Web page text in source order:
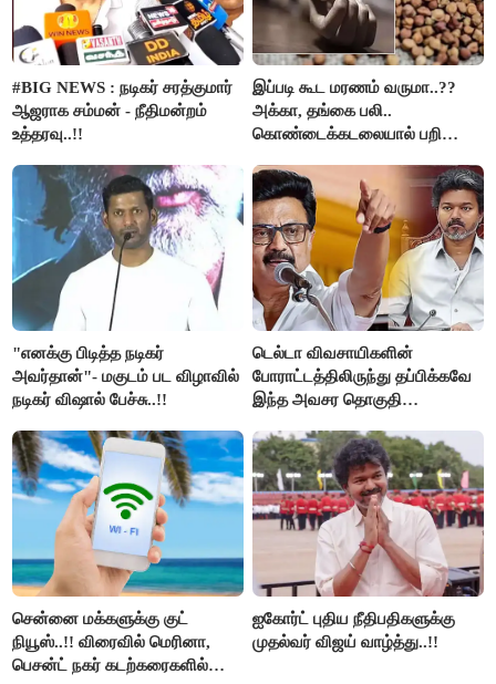
#BIG NEWS : நடிகர் சரத்குமார்
ஆஜராக சம்மன் - நீதிமன்றம்
உத்தரவு..!!
இப்படி கூட மரணம் வருமா..??
அக்கா, தங்கை பலி..
கொண்டைக்கடலையால் பறிபோன
"எனக்கு பிடித்த நடிகர்
அவர்தான்"- மகுடம் பட விழாவில்
நடிகர் விஷால் பேச்சு..!!
டெல்டா விவசாயிகளின்
போராட்டத்திலிருந்து தப்பிக்கவே
இந்த அவசர தொகுதி
அரங்கேற்றுகிறார் முதலமைச்சர் -
திமுக ஐடி விங்..!!
சென்னை மக்களுக்கு குட்
நியூஸ்..!! விரைவில் மெரினா,
பெசன்ட் நகர் கடற்கரைகளில்
ஐகோர்ட் புதிய நீதிபதிகளுக்கு
முதல்வர் விஜய் வாழ்த்து..!!